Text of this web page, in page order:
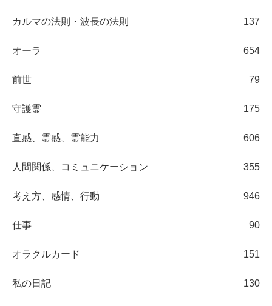
カルマの法則・波長の法則 137
オーラ 654
前世 79
守護霊 175
直感、霊感、霊能力 606
人間関係、コミュニケーション 355
考え方、感情、行動 946
仕事 90
オラクルカード 151
私の日記 130